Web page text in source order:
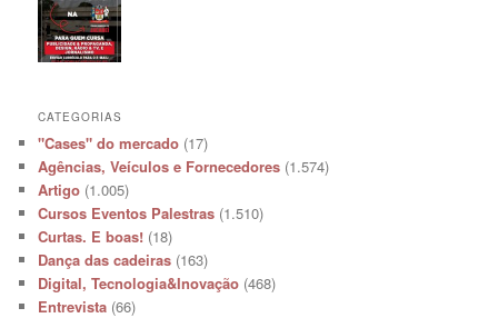
CATEGORIAS
"Cases" do mercado (17)
Agências, Veículos e Fornecedores (1.574)
Artigo (1.005)
Cursos Eventos Palestras (1.510)
Curtas. E boas! (18)
Dança das cadeiras (163)
Digital, Tecnologia&Inovação (468)
Entrevista (66)